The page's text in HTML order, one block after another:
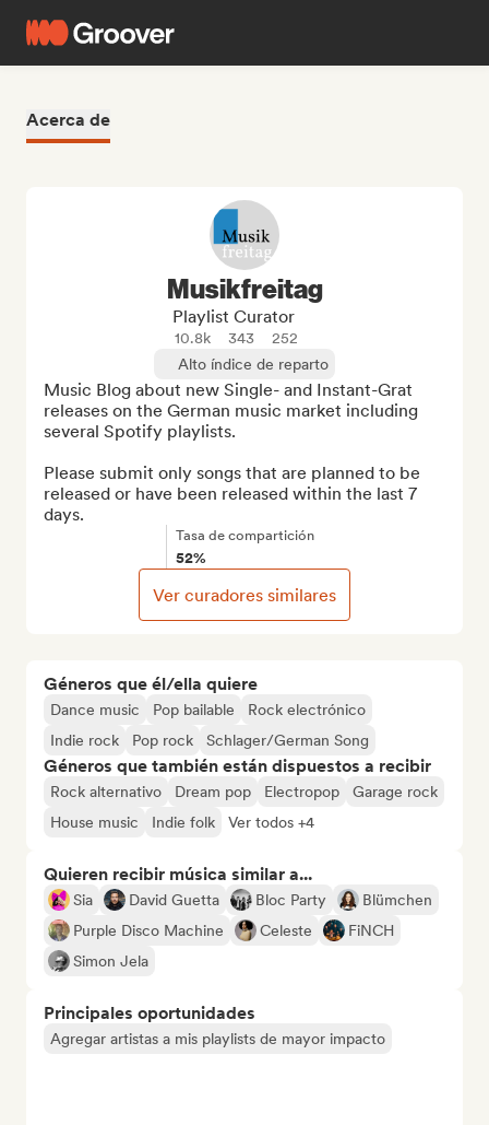
Acerca de
Géneros que él/ella quiere
Dance music Pop bailable
Rock electrónico
Indie rock
Pop rock Schlager/German Song
Géneros que también están dispuestos a recibir
Rock alternativo Dream pop Electropop
Garage rock
House music
Indie folk Ver todos +4
Quieren recibir música similar a...
Sia David Guetta Bloc Party
Blümchen
Purple Disco Machine
Celeste
FiNCH
Simon Jela
Principales oportunidades
Agregar artistas a mis playlists de mayor impacto
Musikfreitag
Playlist Curator
10.8k 343
252
Alto índice de reparto
Music Blog about new Single- and Instant-Grat
releases on the German music market including
several Spotify playlists.
Please submit only songs that are planned to be
released or have been released within the last 7
days.
Tasa de compartición
52%
Ver curadores similares